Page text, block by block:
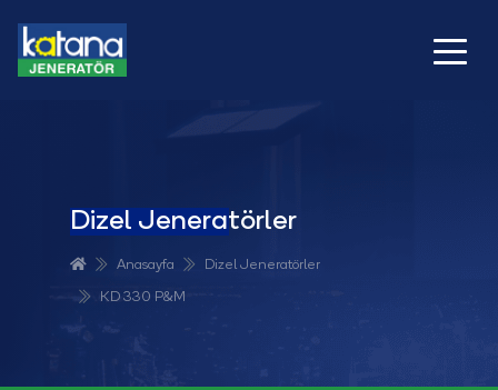
Dizel Jeneratörler
Anasayfa Dizel Jeneratörler
KD 330 P&M